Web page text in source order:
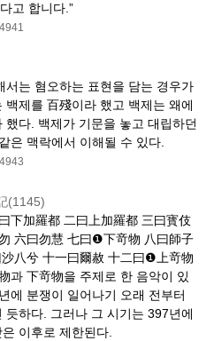
고 합니다.”
서는 혐오하는 표현을 담는 경우가
제를 百殘이라 했고 백제는 왜에
다. 백제가 기문을 놓고 대립하던
은 맥락에서 이해될 수 있다.
(1145)
下加羅都 二曰上加羅都 三曰寳伎
六曰勿慧 七曰❶下竒物 八曰師子
八兮 十一曰爾赦 十二曰❶上竒物
과 下竒物을 주제로 한 음악이 있
에 분쟁이 일어나기 오래 전부터
하다. 그러나 그 시기는 397년에
이후로 제한된다.